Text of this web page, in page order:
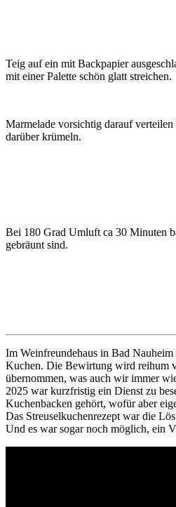
Teig auf ein mit Backpapier
mit einer Palette schön glatt streichen.
Marmelade vorsichtig darauf
darüber krümeln.
Bei 180 Grad Umluft ca 30 Minuten
gebräunt sind.
Im Weinfreundehaus in Bad
Kuchen. Die Bewirtung wird reihum
übernommen, was auch wir immer
2025 war kurzfristig ein Dienst zu
Kuchenbacken gehört, wofür aber
Das Streuselkuchenrezept war die
Und es war sogar noch möglich, ein